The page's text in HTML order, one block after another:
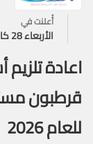
أُعلنت في
الأربعاء 28 كانون الثاني 2026
اعادة تلزيم
قرطبون
للعام 2026